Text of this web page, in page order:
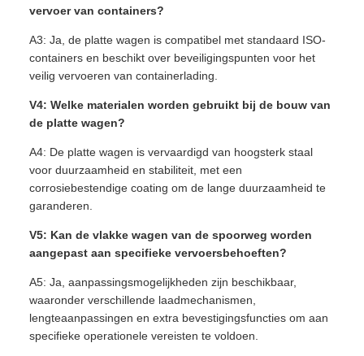
vervoer van containers?
A3: Ja, de platte wagen is compatibel met standaard ISO-
containers en beschikt over beveiligingspunten voor het
veilig vervoeren van containerlading.
V4: Welke materialen worden gebruikt bij de bouw van
de platte wagen?
A4: De platte wagen is vervaardigd van hoogsterk staal
voor duurzaamheid en stabiliteit, met een
corrosiebestendige coating om de lange duurzaamheid te
garanderen.
V5: Kan de vlakke wagen van de spoorweg worden
aangepast aan specifieke vervoersbehoeften?
A5: Ja, aanpassingsmogelijkheden zijn beschikbaar,
waaronder verschillende laadmechanismen,
lengteaanpassingen en extra bevestigingsfuncties om aan
specifieke operationele vereisten te voldoen.